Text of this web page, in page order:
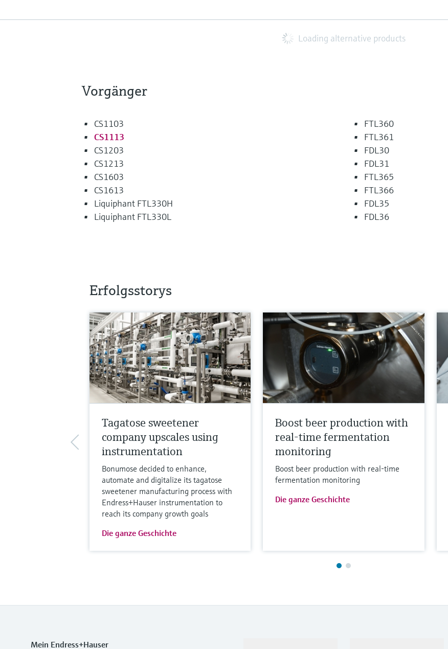
Loading alternative products
Vorgänger
CS1103
CS1113
CS1203
CS1213
CS1603
CS1613
Liquiphant FTL330H
Liquiphant FTL330L
FTL360
FTL361
FDL30
FDL31
FTL365
FTL366
FDL35
FDL36
Erfolgsstorys
Tagatose sweetener
company upscales using
instrumentation
Bonumose decided to enhance,
automate and digitalize its tagatose
sweetener manufacturing process with
Endress+Hauser instrumentation to
reach its company growth goals
Die ganze Geschichte
Boost beer production with
real-time fermentation
monitoring
Boost beer production with real-time
fermentation monitoring
Die ganze Geschichte
Mein Endress+Hauser